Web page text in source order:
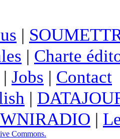
|
| Charte
| Jobs | Contact
|
|
Commons.